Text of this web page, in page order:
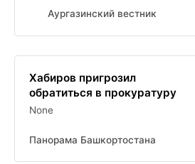
Аургазинский вестник
Хабиров пригрозил
обратиться в прокуратуру
None
Панорама Башкортостана